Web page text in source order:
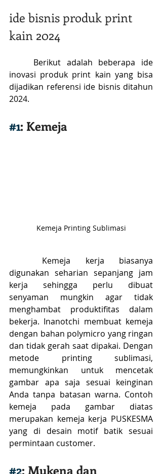
ide bisnis produk print
kain 2024
inovasi produk print kain yang bisa
dijadikan referensi ide bisnis ditahun
2024.
#1: Kemeja
Kemeja Printing Sublimasi
digunakan seharian sepanjang jam
kerja sehingga perlu dibuat
senyaman mungkin agar tidak
menghambat produktifitas dalam
bekerja. Inanotchi membuat kemeja
dengan bahan polymicro yang ringan
dan tidak gerah saat dipakai. Dengan
metode printing sublimasi,
memungkinkan untuk mencetak
gambar apa saja sesuai keinginan
Anda tanpa batasan warna. Contoh
kemeja pada gambar diatas
merupakan kemeja kerja PUSKESMA
yang di desain motif batik sesuai
permintaan customer.
#2: Mukena dan